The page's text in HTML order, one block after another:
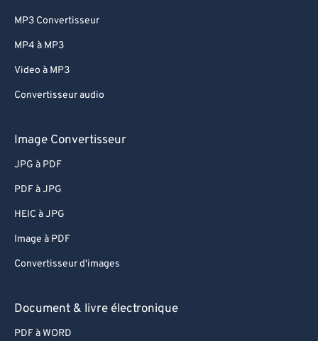
MP3 Convertisseur
MP4 à MP3
Video à MP3
Convertisseur audio
Image Convertisseur
JPG à PDF
PDF à JPG
HEIC à JPG
Image à PDF
Convertisseur d'images
Document & livre électronique
PDF à WORD